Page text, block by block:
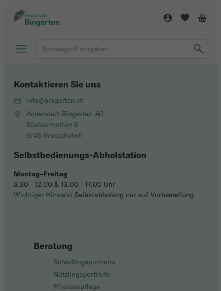
Beratung
Schädlingsportraits
Nützlingsportraits
Pflanzenpflege
Kontaktieren Sie uns
info@biogarten.ch
Andermatt Biogarten AG
Stahlermatten 6
6146 Grossdietwil
Selbstbedienungs-Abholstation
Montag–Freitag
8.30 - 12.00 & 13.00 - 17.00 Uhr
Wichtiger Hinweis: Selbstabholung nur auf Vorbestellung